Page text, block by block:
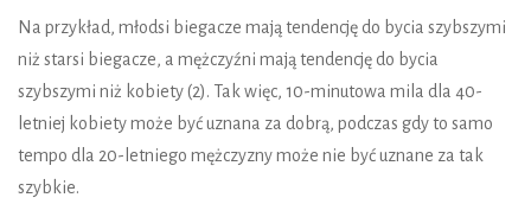
Na przykład, młodsi biegacze mają tendencję do bycia szybszymi
niż starsi biegacze, a mężczyźni mają tendencję do bycia
szybszymi niż kobiety (2). Tak więc, 10-minutowa mila dla 40-
letniej kobiety może być uznana za dobrą, podczas gdy to samo
tempo dla 20-letniego mężczyzny może nie być uznane za tak
szybkie.